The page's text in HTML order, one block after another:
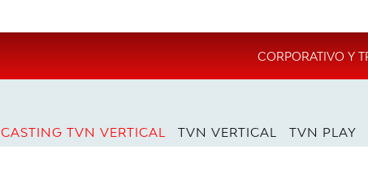
CORPORATIVO Y
CASTING TVN VERTICAL TVN VERTICAL TVN PLAY